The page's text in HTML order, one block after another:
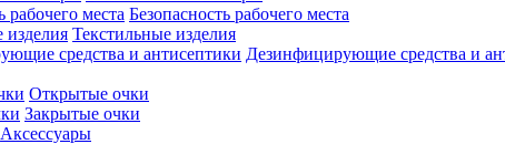
Безопасность рабочего места
Текстильные изделия
Дезинфицирующие средства и
Открытые очки
Закрытые очки
Аксессуары